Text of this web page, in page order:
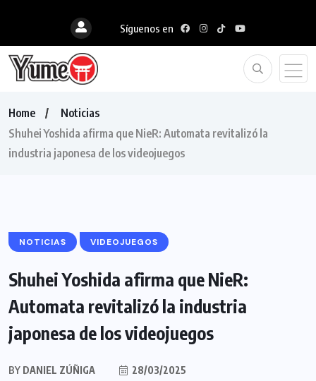
Síguenos en
Home
Noticias
Shuhei Yoshida afirma que NieR: Automata revitalizó la
industria japonesa de los videojuegos
NOTICIAS VIDEOJUEGOS
Shuhei Yoshida afirma que NieR:
Automata revitalizó la industria
japonesa de los videojuegos
BY DANIEL ZÚÑIGA
28/03/2025